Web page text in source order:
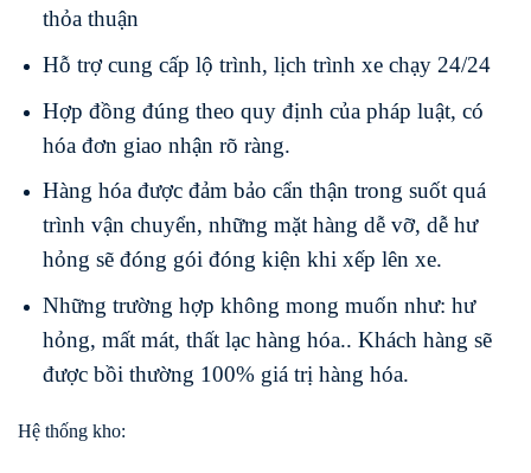
thỏa thuận
Hỗ trợ cung cấp lộ trình, lịch trình xe chạy 24/24
Hợp đồng đúng theo quy định của pháp luật, có
hóa đơn giao nhận rõ ràng.
Hàng hóa được đảm bảo cẩn thận trong suốt quá
trình vận chuyển, những mặt hàng dễ vỡ, dễ hư
hỏng sẽ đóng gói đóng kiện khi xếp lên xe.
Những trường hợp không mong muốn như: hư
hỏng, mất mát, thất lạc hàng hóa.. Khách hàng sẽ
được bồi thường 100% giá trị hàng hóa.
Hệ thống kho: